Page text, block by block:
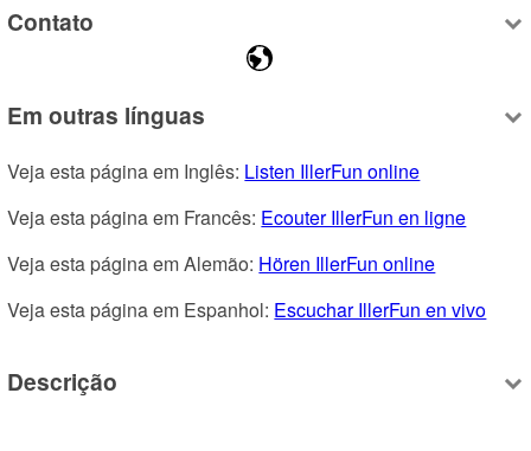
Contato
Em outras línguas
Veja esta página em Inglês: Listen IllerFun online
Veja esta página em Francês: Ecouter IllerFun en ligne
Veja esta página em Alemão: Hören IllerFun online
Veja esta página em Espanhol: Escuchar IllerFun en vivo
Descrição